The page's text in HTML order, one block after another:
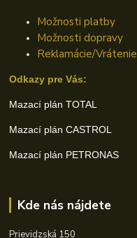
Možnosti platby
Možnosti dopravy
Reklamácie/Vrátenie
Odkazy pre Vás:
Mazací plán TOTAL
Mazací plán CASTROL
Mazací plán PETRONAS
Kde nás nájdete
Prievidzská 150